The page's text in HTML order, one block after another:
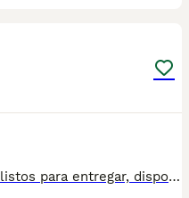
Preciosos cachorros de golden listos para entregar, disponemos de machos y hembras .Todos nuestros cachorros son entregados con las vacunas correspondientes a su edad , micrhochip y las respectivas garantias. Visitanos sin ningun tipo de compromiso , gran exposicion de cachorros, padres a la vista.